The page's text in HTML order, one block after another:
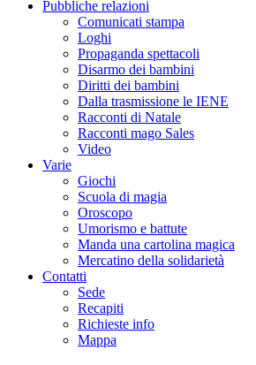
Pubbliche relazioni
Comunicati stampa
Loghi
Propaganda spettacoli
Disarmo dei bambini
Diritti dei bambini
Dalla trasmissione le IENE
Racconti di Natale
Racconti mago Sales
Video
Varie
Giochi
Scuola di magia
Oroscopo
Umorismo e battute
Manda una cartolina magica
Mercatino della solidarietà
Contatti
Sede
Recapiti
Richieste info
Mappa